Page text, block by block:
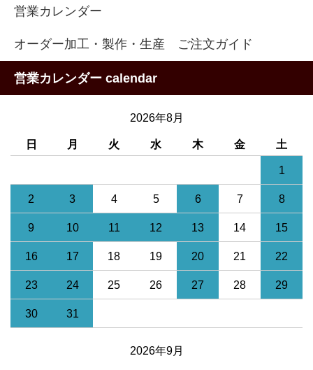
営業カレンダー
オーダー加工・製作・生産 ご注文ガイド
営業カレンダー calendar
2026年8月
日 月 火 水 木 金 土
1
2 3 4 5 6 7 8
9 10 11 12 13 14 15
16 17 18 19 20 21 22
23 24 25 26 27 28 29
30 31
2026年9月